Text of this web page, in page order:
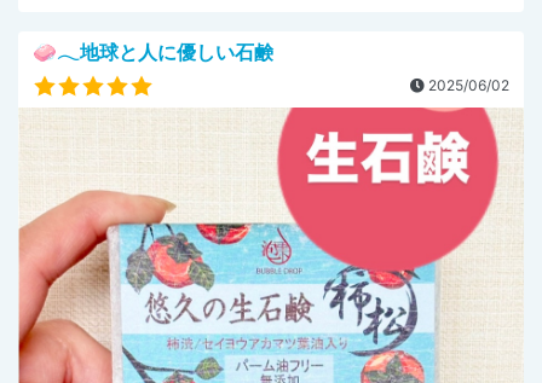
🧼𓂃地球と人に優しい石鹸
2025/06/02